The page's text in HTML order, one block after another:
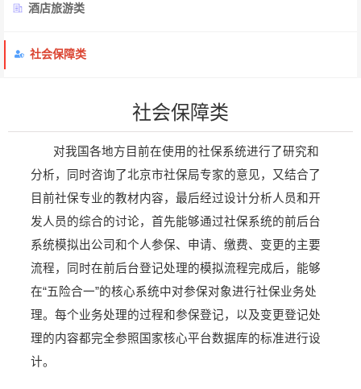
酒店旅游类
社会保障类
社会保障类
对我国各地方目前在使用的社保系统进行了研究和
分析，同时咨询了北京市社保局专家的意见，又结合了
目前社保专业的教材内容，最后经过设计分析人员和开
发人员的综合的讨论，首先能够通过社保系统的前后台
系统模拟出公司和个人参保、申请、缴费、变更的主要
流程，同时在前后台登记处理的模拟流程完成后，能够
在“五险合一”的核心系统中对参保对象进行社保业务处
理。每个业务处理的过程和参保登记，以及变更登记处
理的内容都完全参照国家核心平台数据库的标准进行设
计。